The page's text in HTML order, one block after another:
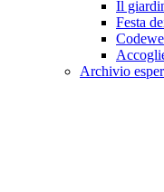
Il
Festa
Archivio